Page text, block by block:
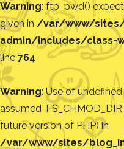
Warning: ftp_pwd()
given in /var/www/sites/
admin/includes/class-
line 764
Warning: Use of
assumed
future version of PHP) in
/var/www/sites/